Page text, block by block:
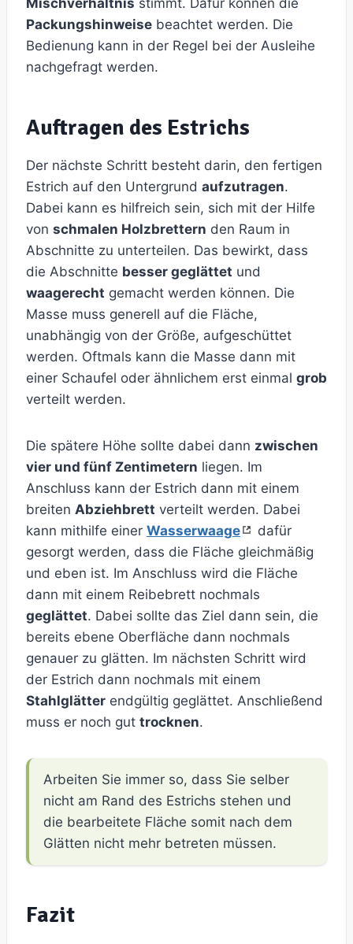
Mischverhältnis stimmt. Dafür können die
Packungshinweise beachtet werden. Die
Bedienung kann in der Regel bei der Ausleihe
nachgefragt werden.
Auftragen des Estrichs
Der nächste Schritt besteht darin, den fertigen
Estrich auf den Untergrund aufzutragen.
Dabei kann es hilfreich sein, sich mit der Hilfe
von schmalen Holzbrettern den Raum in
Abschnitte zu unterteilen. Das bewirkt, dass
die Abschnitte besser geglättet und
waagerecht gemacht werden können. Die
Masse muss generell auf die Fläche,
unabhängig von der Größe, aufgeschüttet
werden. Oftmals kann die Masse dann mit
einer Schaufel oder ähnlichem erst einmal grob
verteilt werden.
Die spätere Höhe sollte dabei dann zwischen
vier und fünf Zentimetern liegen. Im
Anschluss kann der Estrich dann mit einem
breiten Abziehbrett verteilt werden. Dabei
kann mithilfe einer Wasserwaage
dafür
gesorgt werden, dass die Fläche gleichmäßig
und eben ist. Im Anschluss wird die Fläche
dann mit einem Reibebrett nochmals
geglättet. Dabei sollte das Ziel dann sein, die
bereits ebene Oberfläche dann nochmals
genauer zu glätten. Im nächsten Schritt wird
der Estrich dann nochmals mit einem
Stahlglätter endgültig geglättet. Anschließend
muss er noch gut trocknen.
Arbeiten Sie immer so, dass Sie selber
nicht am Rand des Estrichs stehen und
die bearbeitete Fläche somit nach dem
Glätten nicht mehr betreten müssen.
Fazit